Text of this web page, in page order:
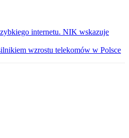
internetu. NIK wskazuje
wzrostu telekomów w Polsce